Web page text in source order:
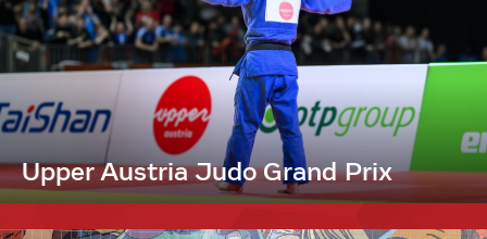
Upper Austria Judo Grand Prix